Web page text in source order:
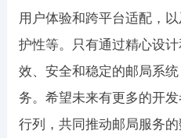
用户体验和跨平台适配，
护性等。只有通过精心设
效、安全和稳定的邮局系
务。希望未来有更多的开
行列，共同推动邮局服务的